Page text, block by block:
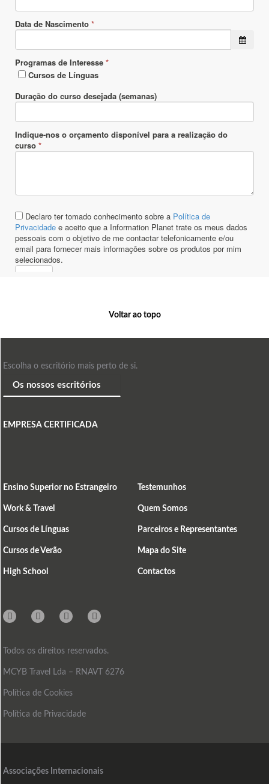
Voltar ao topo
Escolha o escritório mais perto de si.
EMPRESA CERTIFICADA
Ensino Superior no Estrangeiro
Work & Travel
Cursos de Línguas
Cursos de Verão
High School
Testemunhos
Quem Somos
Parceiros e Representantes
Mapa do Site
Contactos
Todos os direitos reservados.
Política de Cookies
Política de Privacidade
InstagramFacebookLinkedinMail
MCYB Travel Lda – RNAVT 6276
Associações Internacionais